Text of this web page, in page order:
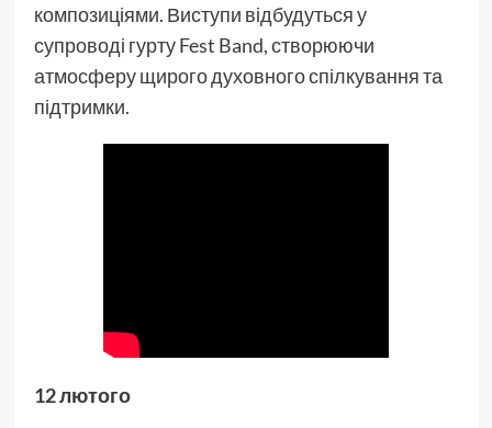
композиціями. Виступи відбудуться у
супроводі гурту Fest Band, створюючи
атмосферу щирого духовного спілкування та
підтримки.
12 лютого